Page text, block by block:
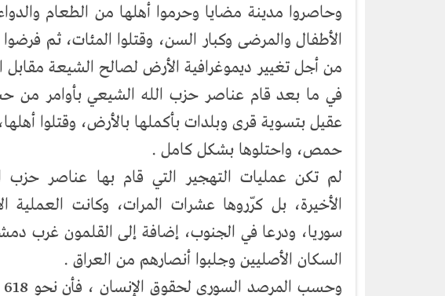
وحاصروا مدينة مضايا وحرموا أهلها من الطعام
الأطفال والمرضى وكبار السن، وقتلوا المئات، ثم
من أجل تغيير ديموغرافية الأرض لصالح الشيعة مقابل
في ما بعد قام عناصر حزب الله الشيعي بأوامر من
عقيل بتسوية قرى وبلدات بأكملها بالأرض، وقتلوا
حمص، واحتلوها بشكل كامل .
لم تكن عمليات التهجير التي قام بها عناصر
الأخيرة، بل كرّروها عشرات المرات، وكانت
سوريا، ودرعا في الجنوب، إضافة إلى القلمون غرب
السكان الأصليين وجلبوا أنصارهم من العراق .